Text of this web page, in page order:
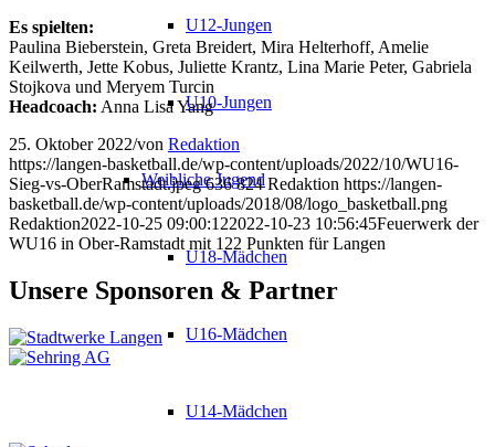
U12-Jungen
U10-Jungen
Weibliche Jugend
U18-Mädchen
U16-Mädchen
U14-Mädchen
Es spielten:
Paulina Bieberstein, Greta Breidert, Mira Helterhoff, Amelie
Keilwerth, Jette Kobus, Juliette Krantz, Lina Marie Peter, Gabriela
Stojkova und Meryem Turcin
Headcoach: Anna Lisa Yang
25. Oktober 2022/von Redaktion
https://langen-basketball.de/wp-content/uploads/2022/10/WU16-
Sieg-vs-OberRamstadt.jpeg 636 824 Redaktion https://langen-
basketball.de/wp-content/uploads/2018/08/logo_basketball.png
Redaktion2022-10-25 09:00:122022-10-23 10:56:45Feuerwerk der
WU16 in Ober-Ramstadt mit 122 Punkten für Langen
Unsere Sponsoren & Partner